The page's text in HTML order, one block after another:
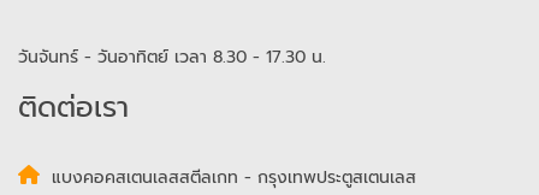
วันจันทร์ - วันอาทิตย์ เวลา 8.30 - 17.30 น.
ติดต่อเรา
แบงคอคสเตนเลสสตีลเกท - กรุงเทพประตูสเตนเลส